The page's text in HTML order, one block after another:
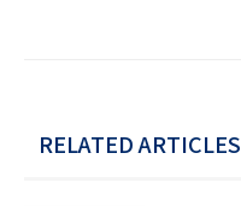
RELATED ARTICLES